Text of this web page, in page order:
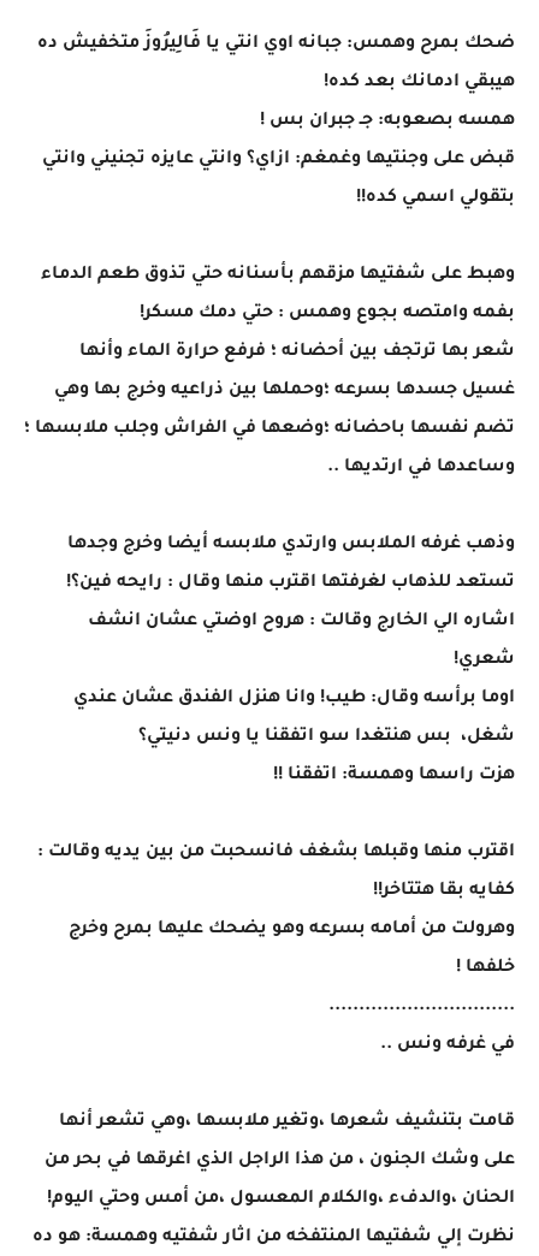
ضحك بمرح وهمس: جبانه اوي انتي يا فَالِيرُوزَ متخفيش ده
هيبقي ادمانك بعد كده!
همسه بصعوبه: جـ جبران بس !
قبض على وجنتيها وغمغم: ازاي؟ وانتي عايزه تجنيني وانتي
بتقولي اسمي كده!!
وهبط على شفتيها مزقهم بأسنانه حتي تذوق طعم الدماء
بفمه وامتصه بجوع وهمس : حتي دمك مسكر!
شعر بها ترتجف بين أحضانه ؛ فرفع حرارة الماء وأنها
غسيل جسدها بسرعه ؛وحملها بين ذراعيه وخرج بها وهي
تضم نفسها باحضانه ؛وضعها في الفراش وجلب ملابسها ؛
وساعدها في ارتديها ..
وذهب غرفه الملابس وارتدي ملابسه أيضا وخرج وجدها
تستعد للذهاب لغرفتها اقترب منها وقال : رايحه فين؟!
اشاره الي الخارج وقالت : هروح اوضتي عشان انشف
شعري!
اوما برأسه وقال: طيب! وانا هنزل الفندق عشان عندي
شغل، بس هنتغدا سو اتفقنا يا ونس دنيتي؟
هزت راسها وهمسة: اتفقنا !!
اقترب منها وقبلها بشغف فانسحبت من بين يديه وقالت :
كفايه بقا هتتاخر!!
وهرولت من أمامه بسرعه وهو يضحك عليها بمرح وخرج
خلفها !
...............................
في غرفه ونس ..
قامت بتنشيف شعرها ،وتغير ملابسها ،وهي تشعر أنها
على وشك الجنون ، من هذا الراجل الذي اغرقها في بحر من
الحنان ،والدفء ،والكلام المعسول ،من أمس وحتي اليوم!
نظرت إلي شفتيها المنتفخه من اثار شفتيه وهمسة: هو ده